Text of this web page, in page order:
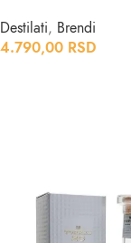
Destilati, Brendi
4.790,00 RSD